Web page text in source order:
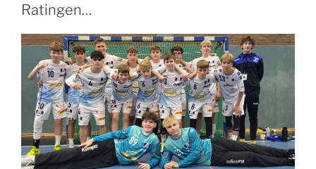
Ratingen…